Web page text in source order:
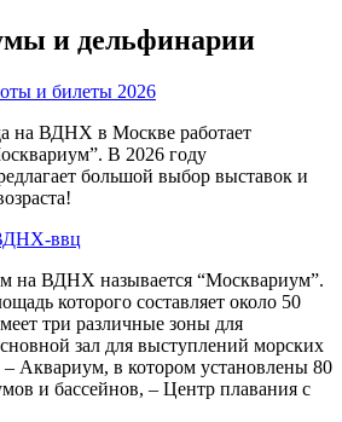
и дельфинарии
и билеты 2026
на ВДНХ в Москве работает
В 2026 году
большой выбор выставок и
ввц
на ВДНХ называется “Москвариум”.
которого составляет около 50
три различные зоны для
зал для выступлений морских
Аквариум, в котором установлены 80
и бассейнов, – Центр плавания с